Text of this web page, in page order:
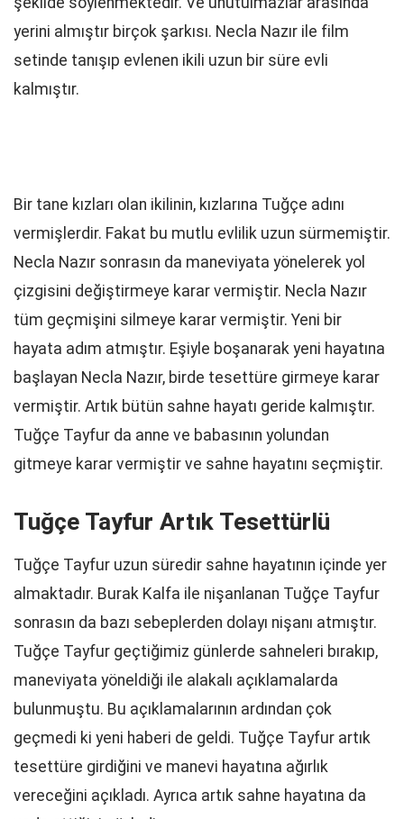
yerini almıştır birçok şarkısı. Necla Nazır ile film
setinde tanışıp evlenen ikili uzun bir süre evli
kalmıştır.
Bir tane kızları olan ikilinin, kızlarına Tuğçe adını
vermişlerdir. Fakat bu mutlu evlilik uzun sürmemiştir.
Necla Nazır sonrasın da maneviyata yönelerek yol
çizgisini değiştirmeye karar vermiştir. Necla Nazır
tüm geçmişini silmeye karar vermiştir. Yeni bir
hayata adım atmıştır. Eşiyle boşanarak yeni hayatına
başlayan Necla Nazır, birde tesettüre girmeye karar
vermiştir. Artık bütün sahne hayatı geride kalmıştır.
Tuğçe Tayfur da anne ve babasının yolundan
gitmeye karar vermiştir ve sahne hayatını seçmiştir.
Tuğçe Tayfur Artık Tesettürlü
Tuğçe Tayfur uzun süredir sahne hayatının içinde yer
almaktadır. Burak Kalfa ile nişanlanan Tuğçe Tayfur
sonrasın da bazı sebeplerden dolayı nişanı atmıştır.
Tuğçe Tayfur geçtiğimiz günlerde sahneleri bırakıp,
maneviyata yöneldiği ile alakalı açıklamalarda
bulunmuştu. Bu açıklamalarının ardından çok
geçmedi ki yeni haberi de geldi. Tuğçe Tayfur artık
tesettüre girdiğini ve manevi hayatına ağırlık
vereceğini açıkladı. Ayrıca artık sahne hayatına da